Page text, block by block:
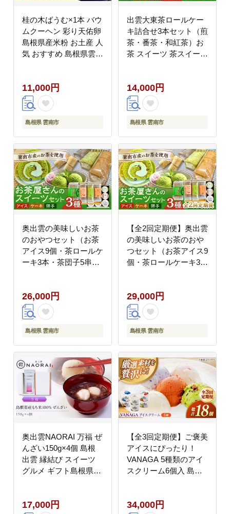
桂の木ばうむ×1本 バウ
ムクーヘン 彩り天佑卵
島根県産米粉 お土産 人
気 おすすめ 島根県雲南
ままたまご）
[AIAW002]
11,000円
島根県 雲南市
出雲大東茶ロールケー
キ詰合せ3本セット（煎
茶・番茶・和紅茶）お
茶 スイーツ 茶スイーツ
県雲南市/株式会社藤原
茶問屋 [AIAY011]
14,000円
島根県 雲南市
奥出雲の美味しいお茶
のおやつセット（お茶
アイス9個・茶ロールケ
ーキ3本・茶団子5串
キ お団子 和スイーツ
詰め合わせ 食べ比べ ギ
フト お土産 島根県雲南
市/株式会社藤原茶問屋
26,000円
島根県 雲南市
【全2回定期便】奥出雲
の美味しいお茶のおや
つセット（お茶アイス9
個・茶ロールケーキ3
ム ロールケーキ お団子
和スイーツ 詰め合わせ
食べ比べ ギフト お土産
島根県雲南市/株式会社
29,000円
島根県 雲南市
奥出雲NAORAI 万福 ぜ
んざい150g×4個 島根
出雲 縁結び スイーツ
グルメ ギフト島根県雲
17,000円
【全3回定期便】ご褒美
アイスにぴったり！
VANAGA 5種類のアイ
スクリーム6個入 島根
34,000円